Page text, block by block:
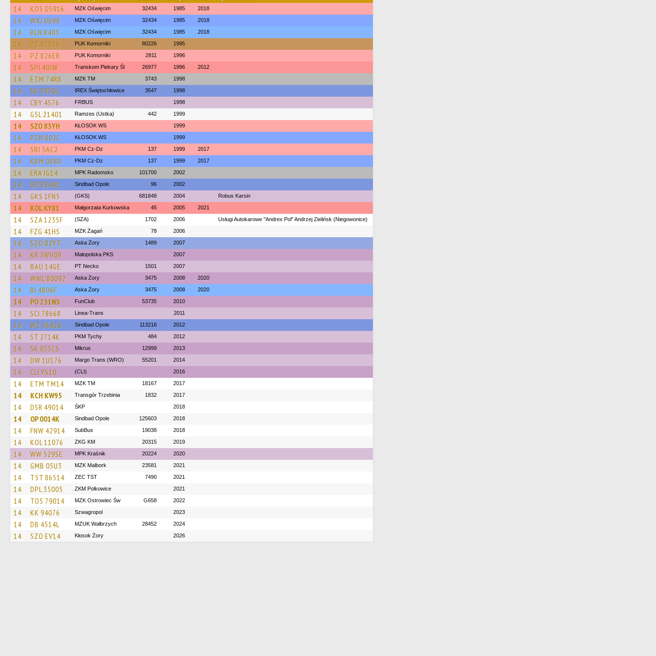
14 KOS 05916 MZK Oświęcim 32434 1985 2018
14 WXJ 0698 MZK Oświęcim 32434 1985 2018
14 BLN 8405 MZK Oświęcim 32434 1985 2018
14 PZ 87058 PUK Komorniki 80226 1995
14 PZ 826ER PUK Komorniki 2811 1996
14 SPI 40JW Transkom Piekary Śl 26977 1996 2012
14 ETM 74R8 MZK TM 3743 1998
14 SK 3950L IREX Świętochłowice 3547 1998
14 CBY 4S76 FRBUS 1998
14 GSL 21401 Ramzes (Ustka) 442 1999
14 SZO 83YH KŁOSOK WS 1999
14 PZN 802C KŁOSOK WS 1999
14 SBI 5AC2 PKM Cz-Dz 137 1999 2017
14 KBM 088D PKM Cz-Dz 137 1999 2017
14 ERA JG14 MPK Radomsko 101700 2002
14 OP 83401 Sindbad Opole 96 2002
14 GKS 1FN5 (GKS) 681848 2004 Robus Karsin
14 KOL KY81 Małgorzata Kurkowska 45 2005 2021
14 SZA 1235F (SZA) 1702 2006 Usługi Autokarowe "Andrex Pol" Andrzej Zielińsk (Niegowonice)
14 FZG 41HS MZK Żagań 78 2006
14 SZO 82YT Aska Żory 1489 2007
14 KR 3WV09 Małopolska PKS 2007
14 BAU 14GE PT Necko 1501 2007
14 WWL 80092 Aska Żory 3475 2008 2020
14 BI 4806F Aska Żory 3475 2008 2020
14 PO 231NS FunClub 53735 2010
14 SCI 78668 Linea-Trans 2011
14 WZ 3642G Sindbad Opole 113216 2012
14 ST 2714K PKM Tychy 484 2012
14 SK 055CS Mikrus 12999 2013
14 DW 1U176 Margo Trans (WRO) 55201 2014
14 CLI YS10 (CLI) 2016
14 ETM TM14 MZK TM 18167 2017
14 KCH KW95 Transgór Trzebinia 1832 2017
14 DSR 49014 ŚKP 2018
14 OP 0014K Sindbad Opole 125603 2018
14 FNW 42914 SubBus 19038 2018
14 KOL 11076 ZKG KM 20315 2019
14 WW 529SE MPK Kraśnik 20224 2020
14 GMB 05U3 MZK Malbork 23581 2021
14 TST 86514 ZEC TST 7490 2021
14 DPL 35005 ZKM Polkowice 2021
14 TOS 79014 MZK Ostrowiec Św G658 2022
14 KK 94076 Szwagropol 2023
14 DB 4514L MZUK Wałbrzych 28452 2024
14 SZO EV14 Kłosok Żory 2026